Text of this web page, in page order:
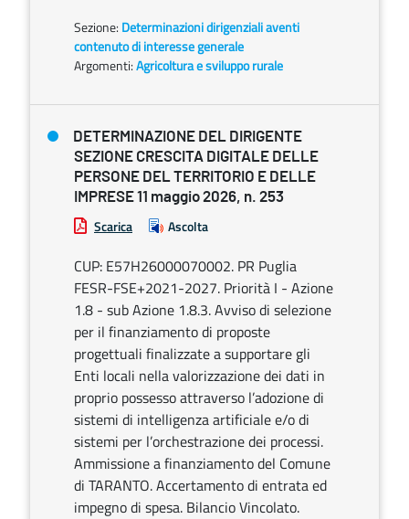
Sezione: Determinazioni dirigenziali aventi
contenuto di interesse generale
Argomenti:Agricoltura e sviluppo rurale
DETERMINAZIONE DEL DIRIGENTE
SEZIONE CRESCITA DIGITALE DELLE
PERSONE DEL TERRITORIO E DELLE
IMPRESE 11 maggio 2026, n. 253
Scarica Ascolta
CUP: E57H26000070002. PR Puglia
FESR-FSE+2021-2027. Priorità I - Azione
1.8 - sub Azione 1.8.3. Avviso di selezione
per il finanziamento di proposte
progettuali finalizzate a supportare gli
Enti locali nella valorizzazione dei dati in
proprio possesso attraverso l’adozione di
sistemi di intelligenza artificiale e/o di
sistemi per l’orchestrazione dei processi.
Ammissione a finanziamento del Comune
di TARANTO. Accertamento di entrata ed
impegno di spesa. Bilancio Vincolato.